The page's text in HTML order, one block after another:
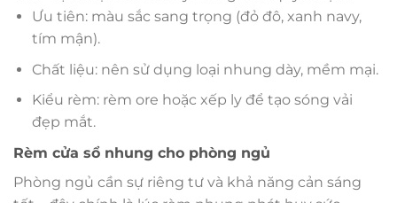
Ưu tiên: màu sắc sang trọng (đỏ đô, xanh navy,
tím mận).
Chất liệu: nên sử dụng loại nhung dày, mềm mại.
Kiểu rèm: rèm ore hoặc xếp ly để tạo sóng vải
đẹp mắt.
Rèm cửa sổ nhung cho phòng ngủ
Phòng ngủ cần sự riêng tư và khả năng cản sáng